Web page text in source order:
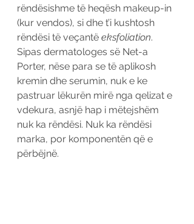
rëndësishme të heqësh makeup-in
(kur vendos), si dhe t’i kushtosh
rëndësi të veçantë eksfoliation.
Sipas dermatologes së Net-a
Porter, nëse para se të aplikosh
kremin dhe serumin, nuk e ke
pastruar lëkurën mirë nga qelizat e
vdekura, asnjë hap i mëtejshëm
nuk ka rëndësi. Nuk ka rëndësi
marka, por komponentën që e
përbëjnë.